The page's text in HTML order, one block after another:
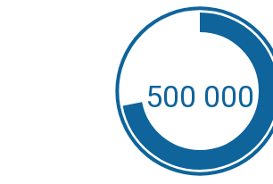
500 000